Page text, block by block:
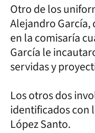
Otro de los
Alejandro
en la comisaría
García le
servidas y
Los otros dos
identificados con
López Santo.